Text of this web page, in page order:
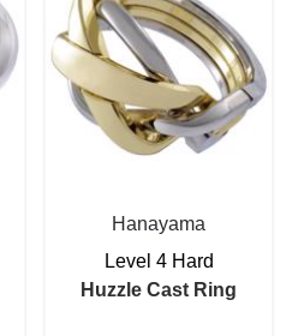
Hanayama
Level 4 Hard
Huzzle Cast Ring